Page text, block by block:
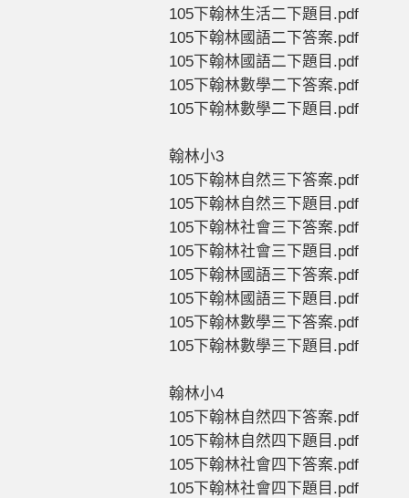
105下翰林生活二下題目.pdf
105下翰林國語二下答案.pdf
105下翰林國語二下題目.pdf
105下翰林數學二下答案.pdf
105下翰林數學二下題目.pdf
翰林小3
105下翰林自然三下答案.pdf
105下翰林自然三下題目.pdf
105下翰林社會三下答案.pdf
105下翰林社會三下題目.pdf
105下翰林國語三下答案.pdf
105下翰林國語三下題目.pdf
105下翰林數學三下答案.pdf
105下翰林數學三下題目.pdf
翰林小4
105下翰林自然四下答案.pdf
105下翰林自然四下題目.pdf
105下翰林社會四下答案.pdf
105下翰林社會四下題目.pdf